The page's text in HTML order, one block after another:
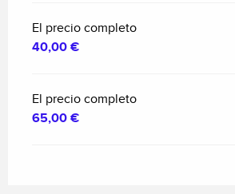
El precio completo
40,00 €
El precio completo
65,00 €